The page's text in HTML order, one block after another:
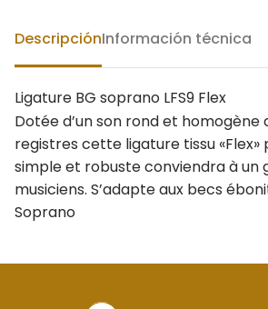
DescripciónInformación técnica
Ligature BG soprano LFS9 Flex
Dotée d’un son rond et homogène
registres cette ligature tissu «Flex»
simple et robuste conviendra à un
musiciens. S’adapte aux becs
Soprano